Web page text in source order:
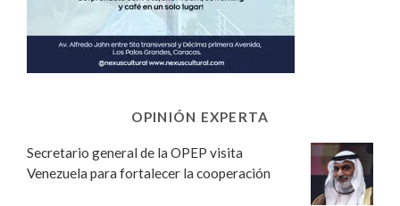
OPINIÓN EXPERTA
Secretario general de la OPEP visita
Venezuela para fortalecer la cooperación